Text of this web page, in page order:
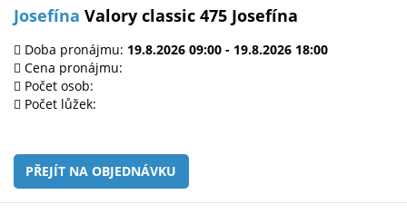
Josefína Valory classic 475 Josefína
Doba pronájmu: 19.8.2026 09:00 - 19.8.2026 18:00
Cena pronájmu:
Počet osob:
Počet lůžek:
PŘEJÍT NA OBJEDNÁVKU